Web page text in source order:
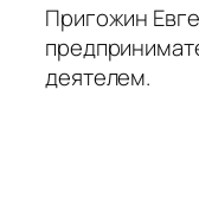
Пригожин
деятелем.